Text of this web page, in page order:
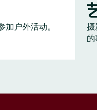
加户外活动。
摄
的